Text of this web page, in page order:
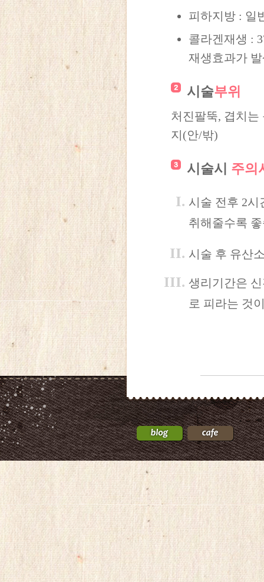
피하지방 : 일
콜라겐재생 :
재생효과가
시술부위
처진팔뚝, 겹치는
지(안/밖)
시술시 주의
시술 전후 2시
취해줄수록
시술 후 유산
생리기간은
로 피라는 것